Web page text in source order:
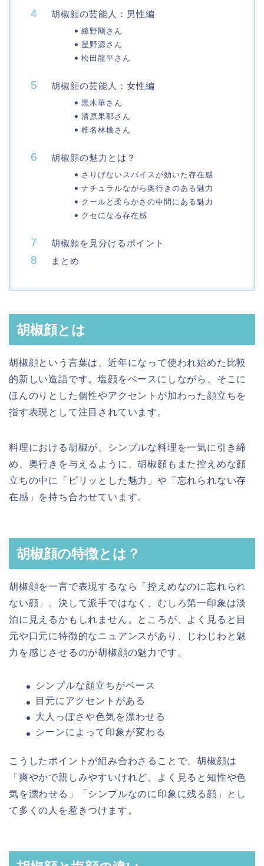
胡椒顔の芸能人：男性編
綾野剛さん
星野源さん
松田龍平さん
胡椒顔の芸能人：女性編
黒木華さん
清原果耶さん
椎名林檎さん
胡椒顔の魅力とは？
さりげないスパイスが効いた存在感
ナチュラルながら奥行きのある魅力
クールと柔らかさの中間にある魅力
クセになる存在感
胡椒顔を見分けるポイント
まとめ
胡椒顔とは
胡椒顔という言葉は、近年になって使われ始めた比較
的新しい造語です。塩顔をベースにしながら、そこに
ほんのりとした個性やアクセントが加わった顔立ちを
指す表現として注目されています。
料理における胡椒が、シンプルな料理を一気に引き締
め、奥行きを与えるように、胡椒顔もまた控えめな顔
立ちの中に「ピリッとした魅力」や「忘れられない存
在感」を持ち合わせています。
胡椒顔の特徴とは？
胡椒顔を一言で表現するなら「控えめなのに忘れられ
ない顔」。決して派手ではなく、むしろ第一印象は淡
泊に見えるかもしれません。ところが、よく見ると目
元や口元に特徴的なニュアンスがあり、じわじわと魅
力を感じさせるのが胡椒顔の魅力です。
シンプルな顔立ちがベース
目元にアクセントがある
大人っぽさや色気を漂わせる
シーンによって印象が変わる
こうしたポイントが組み合わさることで、胡椒顔は
「爽やかで親しみやすいけれど、よく見ると知性や色
気を漂わせる」「シンプルなのに印象に残る顔」とし
て多くの人を惹きつけます。